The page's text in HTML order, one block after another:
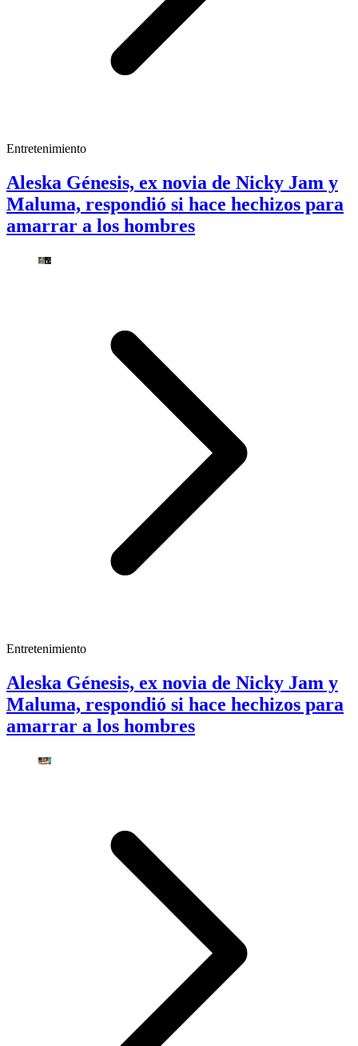
Entretenimiento
Aleska Génesis, ex novia de Nicky Jam y
Maluma, respondió si hace hechizos para
amarrar a los hombres
Entretenimiento
Aleska Génesis, ex novia de Nicky Jam y
Maluma, respondió si hace hechizos para
amarrar a los hombres